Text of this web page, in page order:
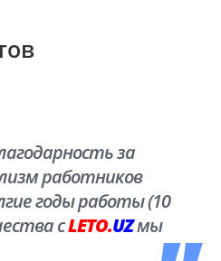
за
работников
годы работы (10
сLETO.UZмы